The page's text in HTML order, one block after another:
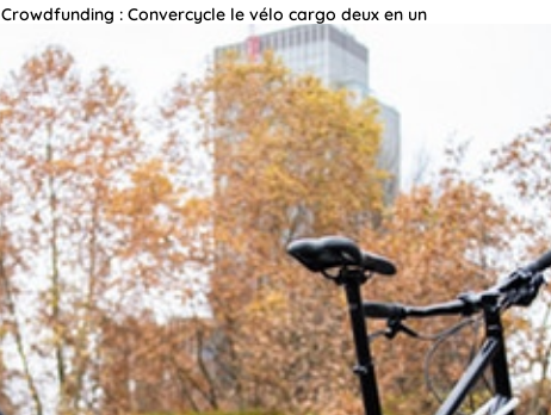
Crowdfunding : Convercycle le vélo cargo deux en un